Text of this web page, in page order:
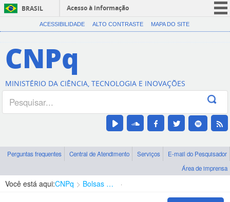
BRASIL
Acesso à informação
CORONAVÍRUS (COVID-19)
Canais
ACESSIBILIDADE ALTO CONTRASTE MAPA DO SITE
CNPq
MINISTÉRIO DA CIÊNCIA, TECNOLOGIA E INOVAÇÕES
Perguntas frequentes Central de Atendimento Serviços
E-mail do Pesquisador
Área de imprensa
Você está aqui:CNPq Bolsas e Auxílios Vigentes